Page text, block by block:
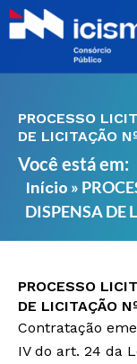
Ir
para
PROCESSO
DE LICITAÇÃO
Você está em:
Início »
DISPENSA DE
PROCESSO
DE LICITAÇÃO
Contratação
IV do art. 24 da